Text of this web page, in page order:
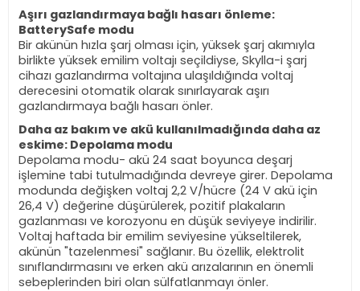
Aşırı gazlandırmaya bağlı hasarı önleme:
BatterySafe modu
Bir akünün hızla şarj olması için, yüksek şarj akımıyla
birlikte yüksek emilim voltajı seçildiyse, Skylla-i şarj
cihazı gazlandırma voltajına ulaşıldığında voltaj
derecesini otomatik olarak sınırlayarak aşırı
gazlandırmaya bağlı hasarı önler.
Daha az bakım ve akü kullanılmadığında daha az
eskime: Depolama modu
Depolama modu- akü 24 saat boyunca deşarj
işlemine tabi tutulmadığında devreye girer. Depolama
modunda değişken voltaj 2,2 V/hücre (24 V akü için
26,4 V) değerine düşürülerek, pozitif plakaların
gazlanması ve korozyonu en düşük seviyeye indirilir.
Voltaj haftada bir emilim seviyesine yükseltilerek,
akünün "tazelenmesi" sağlanır. Bu özellik, elektrolit
sınıflandırmasını ve erken akü arızalarının en önemli
sebeplerinden biri olan sülfatlanmayı önler.